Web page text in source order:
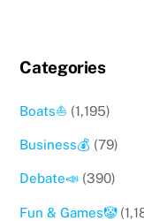
Categories
Boats⛵️ (1,195)
Business💰 (79)
Debate📣 (390)
Fun & Games🤡